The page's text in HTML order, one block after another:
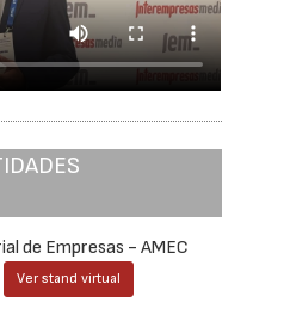
de Empresas - AMEC
Ver stand virtual